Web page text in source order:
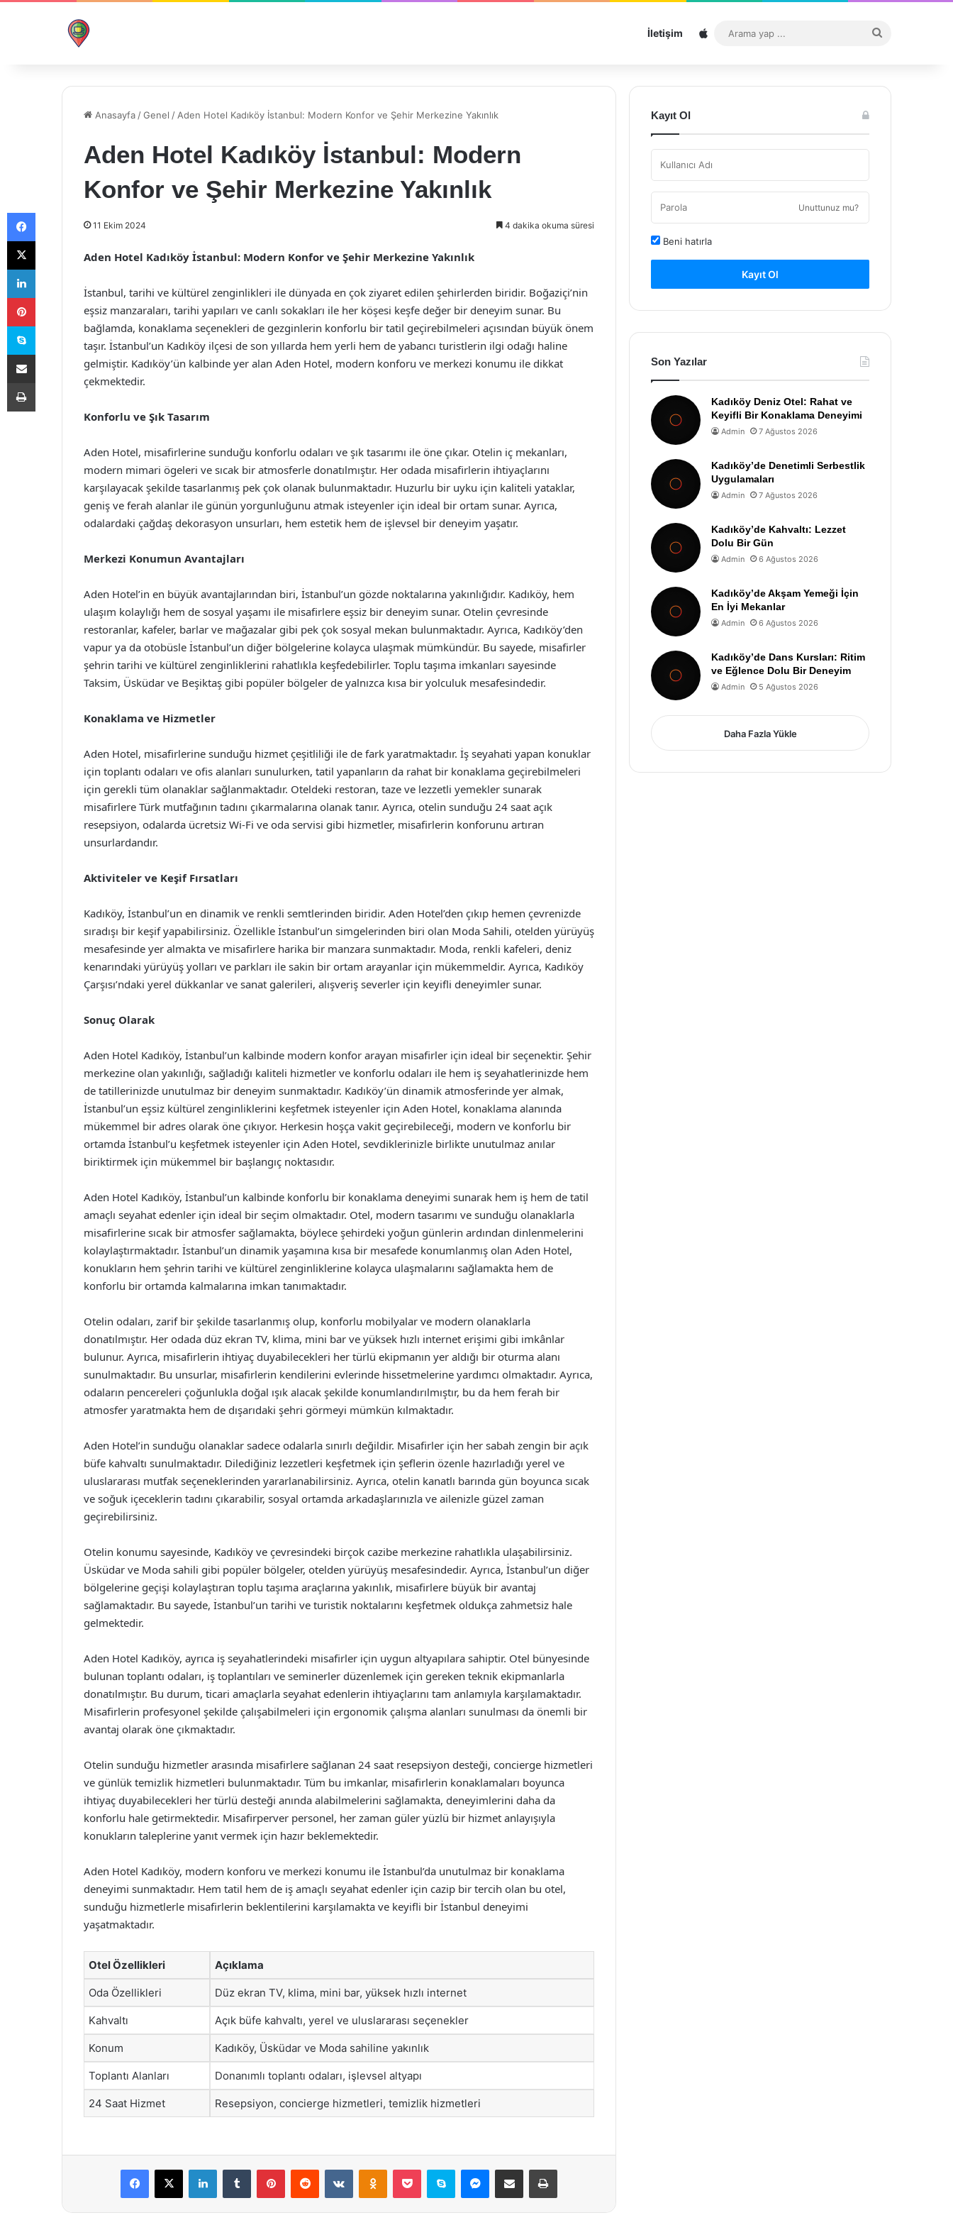
İletişim Sitemap
...
Anasayfa /Genel / Aden Hotel Kadıköy İstanbul: Modern Konfor ve Şehir Merkezine Yakınlık
Aden Hotel Kadıköy İstanbul: Modern
Konfor ve Şehir Merkezine Yakınlık
11 Ekim 2024 4 dakika okuma süresi
Aden Hotel Kadıköy İstanbul: Modern Konfor ve Şehir Merkezine Yakınlık
İstanbul, tarihi ve kültürel zenginlikleri ile dünyada en çok ziyaret edilen şehirlerden biridir. Boğaziçi’nin
eşsiz manzaraları, tarihi yapıları ve canlı sokakları ile her köşesi keşfe değer bir deneyim sunar. Bu
bağlamda, konaklama seçenekleri de gezginlerin konforlu bir tatil geçirebilmeleri açısından büyük önem
taşır. İstanbul’un Kadıköy ilçesi de son yıllarda hem yerli hem de yabancı turistlerin ilgi odağı haline
gelmiştir. Kadıköy’ün kalbinde yer alan Aden Hotel, modern konforu ve merkezi konumu ile dikkat
çekmektedir.
Konforlu ve Şık Tasarım
Aden Hotel, misafirlerine sunduğu konforlu odaları ve şık tasarımı ile öne çıkar. Otelin iç mekanları,
modern mimari ögeleri ve sıcak bir atmosferle donatılmıştır. Her odada misafirlerin ihtiyaçlarını
karşılayacak şekilde tasarlanmış pek çok olanak bulunmaktadır. Huzurlu bir uyku için kaliteli yataklar,
geniş ve ferah alanlar ile günün yorgunluğunu atmak isteyenler için ideal bir ortam sunar. Ayrıca,
odalardaki çağdaş dekorasyon unsurları, hem estetik hem de işlevsel bir deneyim yaşatır.
Merkezi Konumun Avantajları
Aden Hotel’in en büyük avantajlarından biri, İstanbul’un gözde noktalarına yakınlığıdır. Kadıköy, hem
ulaşım kolaylığı hem de sosyal yaşamı ile misafirlere eşsiz bir deneyim sunar. Otelin çevresinde
restoranlar, kafeler, barlar ve mağazalar gibi pek çok sosyal mekan bulunmaktadır. Ayrıca, Kadıköy’den
vapur ya da otobüsle İstanbul’un diğer bölgelerine kolayca ulaşmak mümkündür. Bu sayede, misafirler
şehrin tarihi ve kültürel zenginliklerini rahatlıkla keşfedebilirler. Toplu taşıma imkanları sayesinde
Taksim, Üsküdar ve Beşiktaş gibi popüler bölgeler de yalnızca kısa bir yolculuk mesafesindedir.
Konaklama ve Hizmetler
Aden Hotel, misafirlerine sunduğu hizmet çeşitliliği ile de fark yaratmaktadır. İş seyahati yapan konuklar
için toplantı odaları ve ofis alanları sunulurken, tatil yapanların da rahat bir konaklama geçirebilmeleri
için gerekli tüm olanaklar sağlanmaktadır. Oteldeki restoran, taze ve lezzetli yemekler sunarak
misafirlere Türk mutfağının tadını çıkarmalarına olanak tanır. Ayrıca, otelin sunduğu 24 saat açık
resepsiyon, odalarda ücretsiz Wi-Fi ve oda servisi gibi hizmetler, misafirlerin konforunu artıran
unsurlardandır.
Aktiviteler ve Keşif Fırsatları
Kadıköy, İstanbul’un en dinamik ve renkli semtlerinden biridir. Aden Hotel’den çıkıp hemen çevrenizde
sıradışı bir keşif yapabilirsiniz. Özellikle İstanbul’un simgelerinden biri olan Moda Sahili, otelden yürüyüş
mesafesinde yer almakta ve misafirlere harika bir manzara sunmaktadır. Moda, renkli kafeleri, deniz
kenarındaki yürüyüş yolları ve parkları ile sakin bir ortam arayanlar için mükemmeldir. Ayrıca, Kadıköy
Çarşısı’ndaki yerel dükkanlar ve sanat galerileri, alışveriş severler için keyifli deneyimler sunar.
Sonuç Olarak
Aden Hotel Kadıköy, İstanbul’un kalbinde modern konfor arayan misafirler için ideal bir seçenektir. Şehir
merkezine olan yakınlığı, sağladığı kaliteli hizmetler ve konforlu odaları ile hem iş seyahatlerinizde hem
de tatillerinizde unutulmaz bir deneyim sunmaktadır. Kadıköy’ün dinamik atmosferinde yer almak,
İstanbul’un eşsiz kültürel zenginliklerini keşfetmek isteyenler için Aden Hotel, konaklama alanında
mükemmel bir adres olarak öne çıkıyor. Herkesin hoşça vakit geçirebileceği, modern ve konforlu bir
ortamda İstanbul’u keşfetmek isteyenler için Aden Hotel, sevdiklerinizle birlikte unutulmaz anılar
biriktirmek için mükemmel bir başlangıç noktasıdır.
Aden Hotel Kadıköy, İstanbul’un kalbinde konforlu bir konaklama deneyimi sunarak hem iş hem de tatil
amaçlı seyahat edenler için ideal bir seçim olmaktadır. Otel, modern tasarımı ve sunduğu olanaklarla
misafirlerine sıcak bir atmosfer sağlamakta, böylece şehirdeki yoğun günlerin ardından dinlenmelerini
kolaylaştırmaktadır. İstanbul’un dinamik yaşamına kısa bir mesafede konumlanmış olan Aden Hotel,
konukların hem şehrin tarihi ve kültürel zenginliklerine kolayca ulaşmalarını sağlamakta hem de
konforlu bir ortamda kalmalarına imkan tanımaktadır.
Otelin odaları, zarif bir şekilde tasarlanmış olup, konforlu mobilyalar ve modern olanaklarla
donatılmıştır. Her odada düz ekran TV, klima, mini bar ve yüksek hızlı internet erişimi gibi imkânlar
bulunur. Ayrıca, misafirlerin ihtiyaç duyabilecekleri her türlü ekipmanın yer aldığı bir oturma alanı
sunulmaktadır. Bu unsurlar, misafirlerin kendilerini evlerinde hissetmelerine yardımcı olmaktadır. Ayrıca,
odaların pencereleri çoğunlukla doğal ışık alacak şekilde konumlandırılmıştır, bu da hem ferah bir
atmosfer yaratmakta hem de dışarıdaki şehri görmeyi mümkün kılmaktadır.
Aden Hotel’in sunduğu olanaklar sadece odalarla sınırlı değildir. Misafirler için her sabah zengin bir açık
büfe kahvaltı sunulmaktadır. Dilediğiniz lezzetleri keşfetmek için şeflerin özenle hazırladığı yerel ve
uluslararası mutfak seçeneklerinden yararlanabilirsiniz. Ayrıca, otelin kanatlı barında gün boyunca sıcak
ve soğuk içeceklerin tadını çıkarabilir, sosyal ortamda arkadaşlarınızla ve ailenizle güzel zaman
geçirebilirsiniz.
Otelin konumu sayesinde, Kadıköy ve çevresindeki birçok cazibe merkezine rahatlıkla ulaşabilirsiniz.
Üsküdar ve Moda sahili gibi popüler bölgeler, otelden yürüyüş mesafesindedir. Ayrıca, İstanbul’un diğer
bölgelerine geçişi kolaylaştıran toplu taşıma araçlarına yakınlık, misafirlere büyük bir avantaj
sağlamaktadır. Bu sayede, İstanbul’un tarihi ve turistik noktalarını keşfetmek oldukça zahmetsiz hale
gelmektedir.
Aden Hotel Kadıköy, ayrıca iş seyahatlerindeki misafirler için uygun altyapılara sahiptir. Otel bünyesinde
bulunan toplantı odaları, iş toplantıları ve seminerler düzenlemek için gereken teknik ekipmanlarla
donatılmıştır. Bu durum, ticari amaçlarla seyahat edenlerin ihtiyaçlarını tam anlamıyla karşılamaktadır.
Misafirlerin profesyonel şekilde çalışabilmeleri için ergonomik çalışma alanları sunulması da önemli bir
avantaj olarak öne çıkmaktadır.
Otelin sunduğu hizmetler arasında misafirlere sağlanan 24 saat resepsiyon desteği, concierge hizmetleri
ve günlük temizlik hizmetleri bulunmaktadır. Tüm bu imkanlar, misafirlerin konaklamaları boyunca
ihtiyaç duyabilecekleri her türlü desteği anında alabilmelerini sağlamakta, deneyimlerini daha da
konforlu hale getirmektedir. Misafirperver personel, her zaman güler yüzlü bir hizmet anlayışıyla
konukların taleplerine yanıt vermek için hazır beklemektedir.
Aden Hotel Kadıköy, modern konforu ve merkezi konumu ile İstanbul’da unutulmaz bir konaklama
deneyimi sunmaktadır. Hem tatil hem de iş amaçlı seyahat edenler için cazip bir tercih olan bu otel,
sunduğu hizmetlerle misafirlerin beklentilerini karşılamakta ve keyifli bir İstanbul deneyimi
yaşatmaktadır.
Otel Özellikleri Açıklama
Oda Özellikleri Düz ekran TV, klima, mini bar, yüksek hızlı internet
Kahvaltı Açık büfe kahvaltı, yerel ve uluslararası seçenekler
Konum Kadıköy, Üsküdar ve Moda sahiline yakınlık
Toplantı Alanları Donanımlı toplantı odaları, işlevsel altyapı
24 Saat Hizmet Resepsiyon, concierge hizmetleri, temizlik hizmetleri
Facebook
X LinkedInTumblr PinterestReddit VKontakteOdnoklassniki
Pocket Skype Messenger
E-Posta ile paylaş Yazdır
Kayıt Ol
Unuttunuz mu?
Beni hatırla
Kayıt Ol
Son Yazılar
Kadıköy Deniz Otel: Rahat ve
Keyifli Bir Konaklama Deneyimi
Admin 7 Ağustos 2026
Kadıköy’de Denetimli Serbestlik
Uygulamaları
Admin 7 Ağustos 2026
Kadıköy’de Kahvaltı: Lezzet
Dolu Bir Gün
Admin 6 Ağustos 2026
Kadıköy’de Akşam Yemeği İçin
En İyi Mekanlar
Admin 6 Ağustos 2026
Kadıköy’de Dans Kursları: Ritim
ve Eğlence Dolu Bir Deneyim
Admin 5 Ağustos 2026
Daha Fazla Yükle
Facebook
X
LinkedIn
Pinterest
Skype
E-Posta ile paylaş